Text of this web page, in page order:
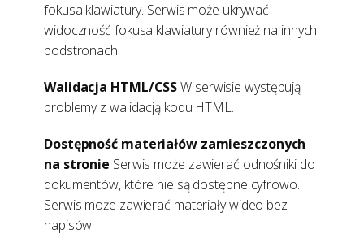
fokusa klawiatury. Serwis może ukrywać
widoczność fokusa klawiatury również na innych
podstronach.
Walidacja HTML/CSSW serwisie występują
problemy z walidacją kodu HTML.
Dostępność materiałów zamieszczonych
na stronie Serwis może zawierać odnośniki do
dokumentów, które nie są dostępne cyfrowo.
Serwis może zawierać materiały wideo bez
napisów.